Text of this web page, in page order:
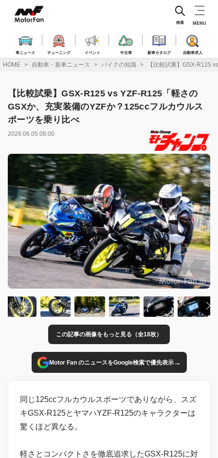
ス
車ニュース チューニング イベント 中古車 新車カタログ 自動車求人
検索 MENU
HOME 自動車・新車ニュース バイクの知識 【比較試乗】GSX-R125
【比較試乗】GSX-R125 vs YZF-R125「軽さの
GSXか、充実装備のYZFか？125ccフルカウルス
ポーツを乗り比べ
2026.06.05 08:00
この記事の画像をもっと見る（全18枚）
Motor Fan のニュースをGoogle検索で優先表示→
同じ125ccフルカウルスポーツでありながら、スズ
キGSX-R125とヤマハYZF-R125のキャラクターは
驚くほど異なる。
軽さとコンパクトさを徹底追求したGSX-R125に対